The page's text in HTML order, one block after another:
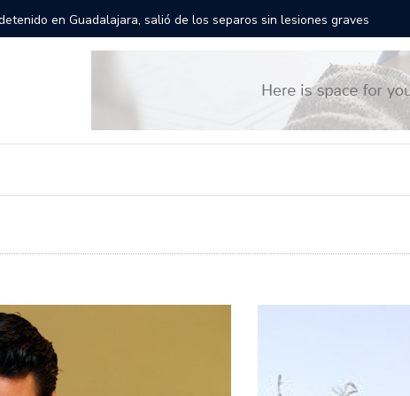
Títeres gigantes recorrerán las calles de Guadalajara: aparta la fecha